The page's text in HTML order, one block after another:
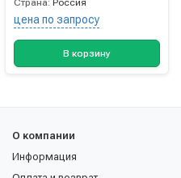
Страна: Россия
цена по запросу
В корзину
О компании
Информация